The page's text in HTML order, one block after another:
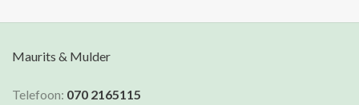
Maurits & Mulder
Telefoon: 070 2165115